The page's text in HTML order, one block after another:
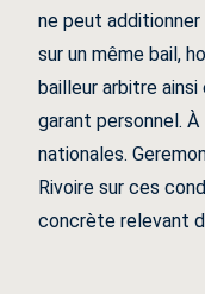
ne peut
sur un même bail,
bailleur arbitre
garant personnel.
nationales.
Rivoire sur ces
concrète relevant